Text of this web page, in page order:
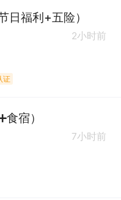
日福利+五险）
2小时前
证
宿）
7小时前